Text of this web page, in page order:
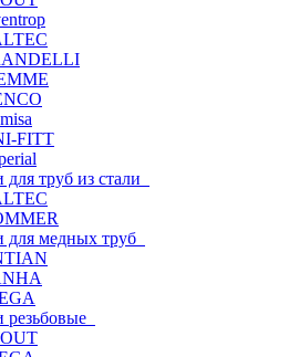
FITT
труб из стали
для медных труб